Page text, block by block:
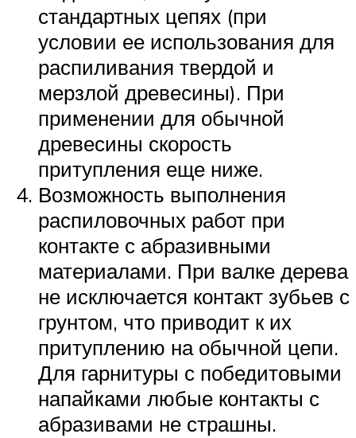
стандартных цепях (при
условии ее использования для
распиливания твердой и
мерзлой древесины). При
применении для обычной
древесины скорость
притупления еще ниже.
Возможность выполнения
распиловочных работ при
контакте с абразивными
материалами. При валке дерева
не исключается контакт зубьев с
грунтом, что приводит к их
притуплению на обычной цепи.
Для гарнитуры с победитовыми
напайками любые контакты с
абразивами не страшны.